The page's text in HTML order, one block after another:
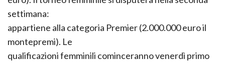
settimana:
appartiene alla categoria Premier (2.000.000 euro il
montepremi). Le
qualificazioni femminili cominceranno venerdì primo